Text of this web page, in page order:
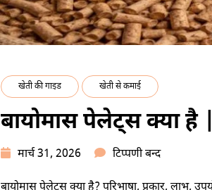
खेती की गाइड खेती से कमाई
बायोमास पेलेट्स क्या
मार्च 31, 2026 टिप्पणी बन्दबायोमास